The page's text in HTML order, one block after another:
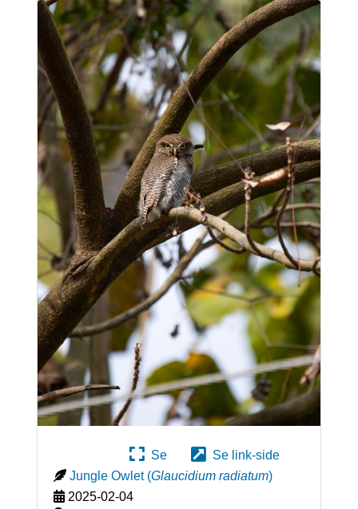
Se
Se link-side
Jungle Owlet (Glaucidium radiatum)
2025-02-04